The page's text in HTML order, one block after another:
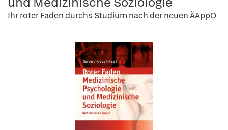
Ihr roter Faden durchs Studium nach der neuen ÄAppO